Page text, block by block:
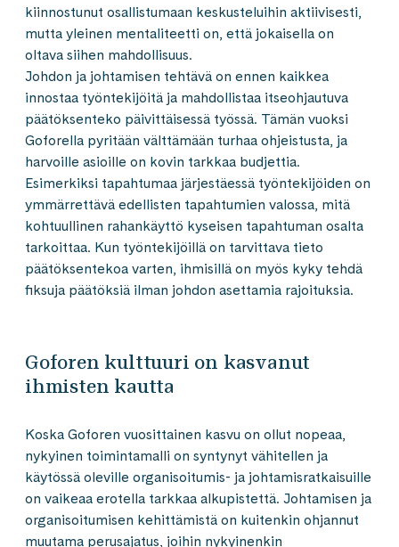
kiinnostunut osallistumaan keskusteluihin aktiivisesti,
mutta yleinen mentaliteetti on, että jokaisella on
oltava siihen mahdollisuus.
Johdon ja johtamisen tehtävä on ennen kaikkea
innostaa työntekijöitä ja mahdollistaa itseohjautuva
päätöksenteko päivittäisessä työssä. Tämän vuoksi
Goforella pyritään välttämään turhaa ohjeistusta, ja
harvoille asioille on kovin tarkkaa budjettia.
Esimerkiksi tapahtumaa järjestäessä työntekijöiden on
ymmärrettävä edellisten tapahtumien valossa, mitä
kohtuullinen rahankäyttö kyseisen tapahtuman osalta
tarkoittaa. Kun työntekijöillä on tarvittava tieto
päätöksentekoa varten, ihmisillä on myös kyky tehdä
fiksuja päätöksiä ilman johdon asettamia rajoituksia.
Goforen kulttuuri on kasvanut
ihmisten kautta
Koska Goforen vuosittainen kasvu on ollut nopeaa,
nykyinen toimintamalli on syntynyt vähitellen ja
käytössä oleville organisoitumis- ja johtamisratkaisuille
on vaikeaa erotella tarkkaa alkupistettä. Johtamisen ja
organisoitumisen kehittämistä on kuitenkin ohjannut
muutama perusajatus, joihin nykyinenkin